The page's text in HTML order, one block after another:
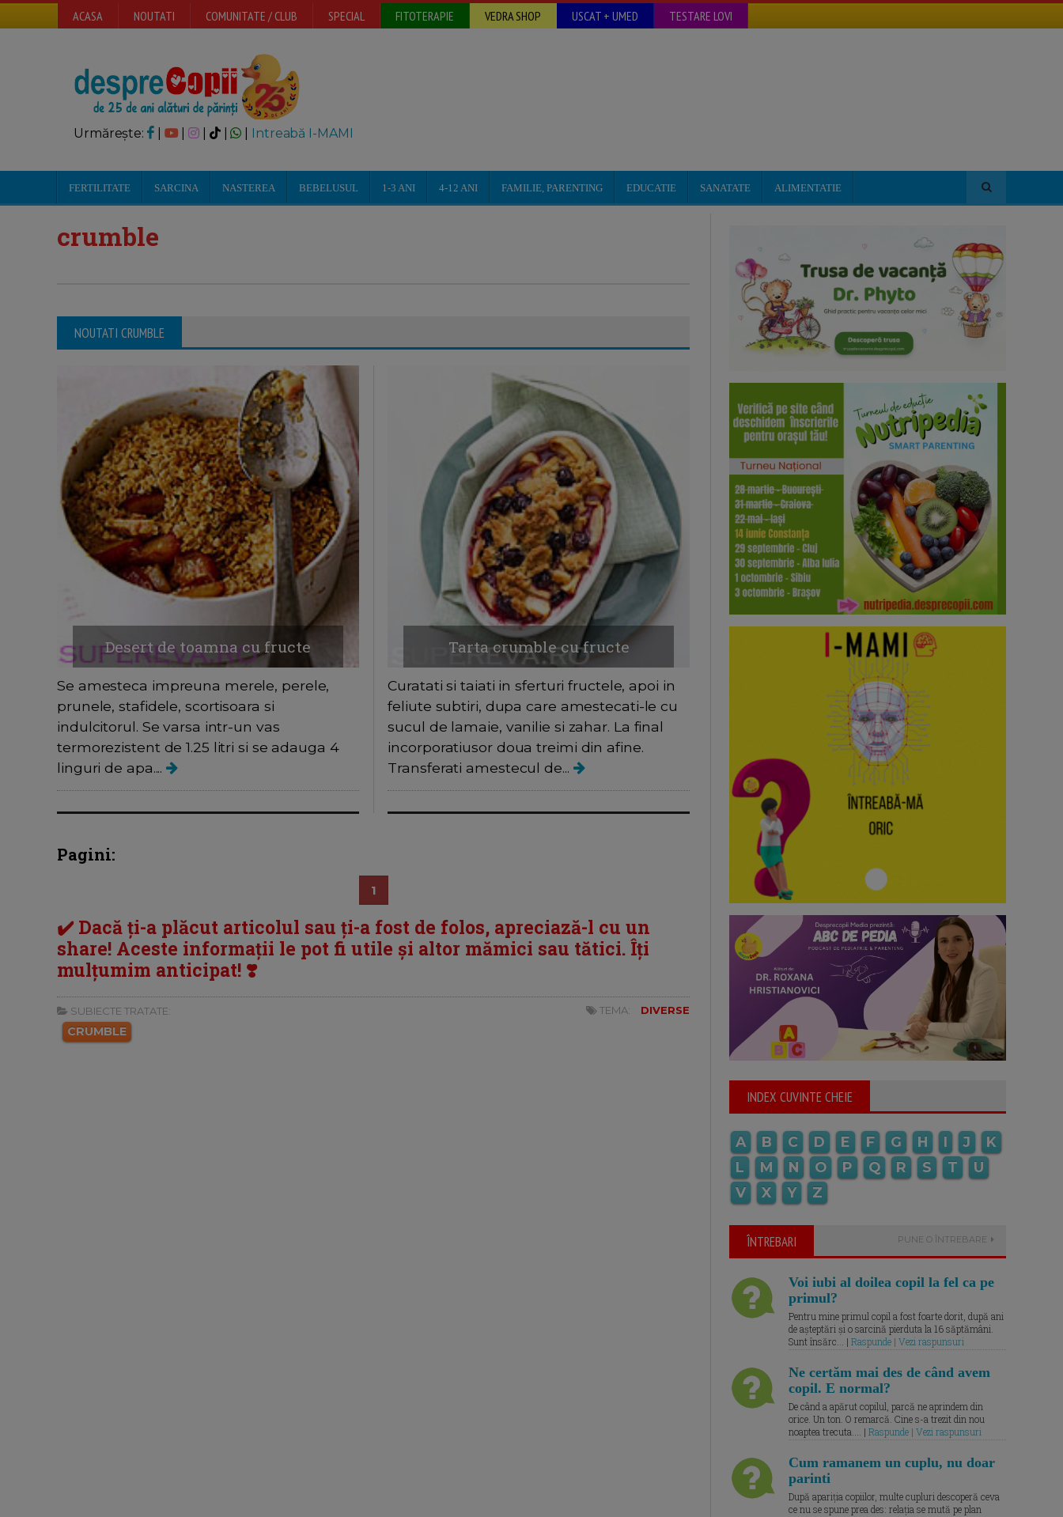
ACASA NOUTATI COMUNITATE / CLUB SPECIAL FITOTERAPIE VEDRA SHOP USCAT + UMED TESTARE LOVI
Urmărește: | | Intreabă I-MAMI
FERTILITATE SARCINA NASTEREA BEBELUSUL 1-3 ANI 4-12 ANI FAMILIE, PARENTING EDUCATIE SANATATE ALIMENTATIE
crumble
NOUTATI CRUMBLE
Desert de toamna cu fructe
Se amesteca impreuna merele, perele,
prunele, stafidele, scortisoara si
indulcitorul. Se varsa intr-un vas
termorezistent de 1.25 litri si se adauga 4
linguri de apa....
Tarta crumble cu fructe
Curatati si taiati in sferturi fructele, apoi in
feliute subtiri, dupa care amestecati-le cu
sucul de lamaie, vanilie si zahar. La final
incorporatiusor doua treimi din afine.
Transferati amestecul de...
Pagini:
1
✔️ Dacă ți-a plăcut articolul sau ți-a fost de folos, apreciază-l cu un
share! Aceste informații le pot fi utile și altor mămici sau tătici. Îți
mulțumim anticipat! ❣️
SUBIECTE TRATATE:
CRUMBLE
TEMA: DIVERSE
INDEX CUVINTE CHEIE
A B C D E F G H I J
K
L
M N O P Q R S T
U
V
X Y Z
ÎNTREBARI PUNE O ÎNTREBARE
Voi iubi al doilea copil la fel ca pe
primul?
Pentru mine primul copil a fost foarte dorit, după ani
de așteptări și o sarcină pierduta la 16 săptămâni.
Sunt însărc... | Raspunde | Vezi raspunsuri
Ne certăm mai des de când avem
copil. E normal?
De când a apărut copilul, parcă ne aprindem din
orice. Un ton. O remarcă. Cine s-a trezit din nou
noaptea trecuta.... | Raspunde | Vezi raspunsuri
Cum ramanem un cuplu, nu doar
parinti
După apariția copiilor, multe cupluri descoperă ceva
ce nu se spune prea des: relația se mută pe plan